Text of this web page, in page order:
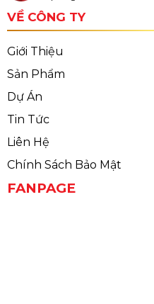
VỀ CÔNG TY
Giới Thiệu
Sản Phẩm
Dự Án
Tin Tức
Liên Hệ
Chính Sách Bảo Mật
FANPAGE